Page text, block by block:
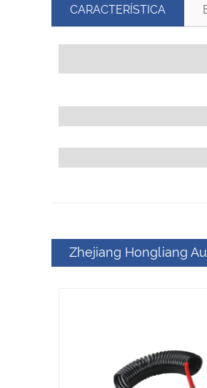
CARACTERÍSTICA
Zhejiang Hongliang